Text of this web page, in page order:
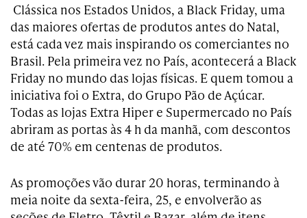
Clássica nos Estados Unidos, a Black Friday, uma
das maiores ofertas de produtos antes do Natal,
está cada vez mais inspirando os comerciantes no
Brasil. Pela primeira vez no País, acontecerá a Black
Friday no mundo das lojas físicas. E quem tomou a
iniciativa foi o Extra, do Grupo Pão de Açúcar.
Todas as lojas Extra Hiper e Supermercado no País
abriram as portas às 4 h da manhã, com descontos
de até 70% em centenas de produtos.
As promoções vão durar 20 horas, terminando à
meia noite da sexta-feira, 25, e envolverão as